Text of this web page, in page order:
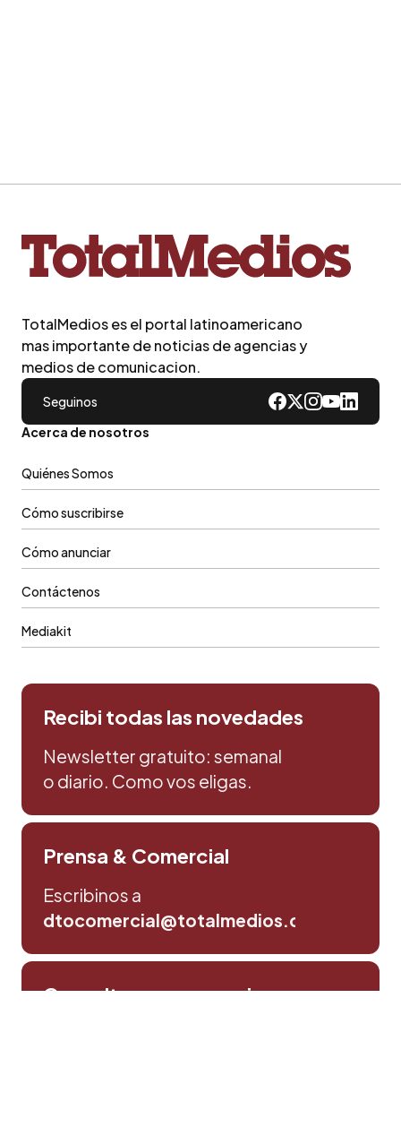
TotalMedios es el portal latinoamericano
mas importante de noticias de agencias y
medios de comunicacion.
Seguinos
Acerca de nosotros
Quiénes Somos
Cómo suscribirse
Cómo anunciar
Contáctenos
Mediakit
Recibi todas las novedades
Newsletter gratuito: semanal
o diario. Como vos eligas.
Prensa & Comercial
Escribinos a
dtocomercial@totalmedios.com
Consultas y sugerencias